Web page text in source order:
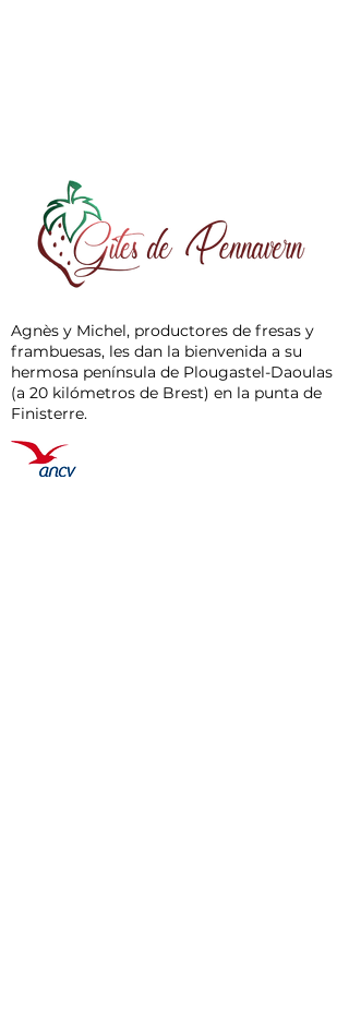
Agnès y Michel, productores de fresas y
frambuesas, les dan la bienvenida a su
hermosa península de Plougastel-Daoulas
(a 20 kilómetros de Brest) en la punta de
Finisterre.